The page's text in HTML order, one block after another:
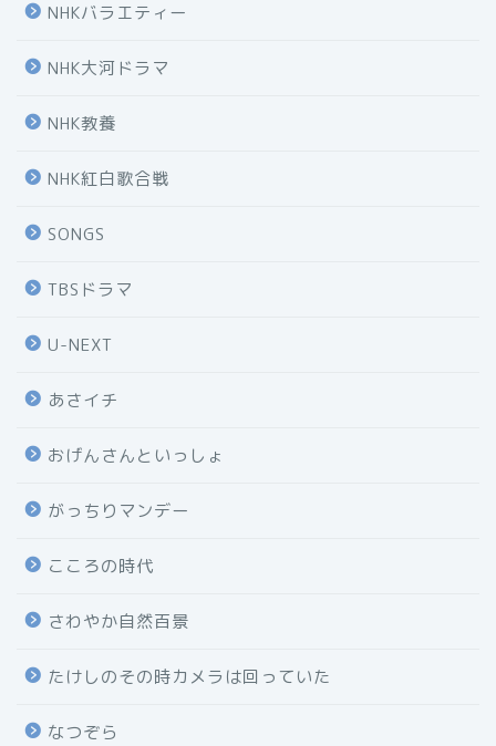
NHKバラエティー
NHK大河ドラマ
NHK教養
NHK紅白歌合戦
SONGS
TBSドラマ
U-NEXT
あさイチ
おげんさんといっしょ
がっちりマンデー
こころの時代
さわやか自然百景
たけしのその時カメラは回っていた
なつぞら